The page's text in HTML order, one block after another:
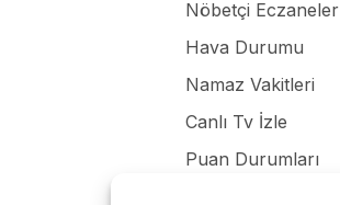
Nöbetçi Eczaneler
Hava Durumu
Namaz Vakitleri
Canlı Tv İzle
Puan Durumları